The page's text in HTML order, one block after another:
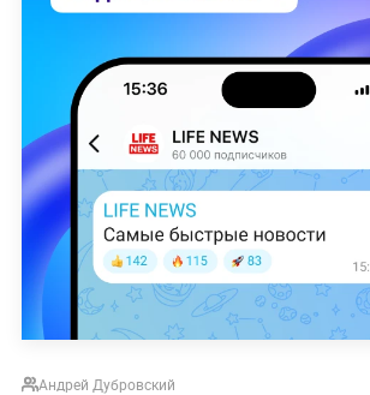
Андрей Дубровский